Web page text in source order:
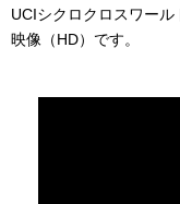
UCIシクロクロスワー
映像（HD）です。